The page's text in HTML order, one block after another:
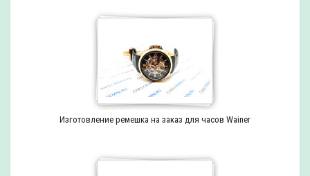
Изготовление ремешка на заказ для часов Wainer